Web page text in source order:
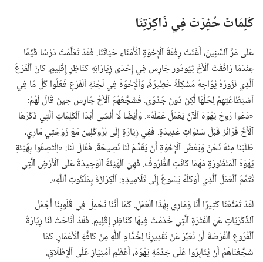
كَلِمَاتٌ حُفِرَتْ فِي ذَاكِرَتِنَا
عَلَى مَرِّ ٱلسِّنِينَ،‏ أَغْنَتْ رِفْقَةُ ٱلْإِخْوَةِ ٱلْأُمَنَاءِ حَيَاتَنَا.‏ فَقَدْ تَعَلَّمْتُ دَرْسًا قَيِّمًا
عِنْدَمَا رَافَقْتُ ٱلْأَخَ ثِيُودُور جَارِس فِي إِحْدَى زِيَارَاتِهِ كَنَاظِرِ إِقْلِيمٍ.‏ كَانَ ٱلْفَرْعُ
ٱلَّذِي نَزُورُهُ يُوَاجِهُ مُشْكِلَةً خَطِيرَةً،‏ وَٱلْإِخْوَةُ فِي لَجْنَةِ ٱلْفَرْعِ فَعَلُوا كُلَّ مَا فِي
ٱسْتِطَاعَتِهِمْ لِحَلِّهَا لٰكِنْ دُونَ جَدْوَى.‏ فَشَجَّعَهُمُ ٱلْأَخُ جَارِس حِينَ قَالَ لَهُمْ:‏
«دَعُوا رُوحَ يَهْوَهَ ٱلْآنَ يَعْمَلُ عَمَلَهُ».‏ وَأَيْضًا لَا أَنْسَى أَبَدًا ٱلْكَلِمَاتِ ٱلَّتِي ذَكَرَهَا
ٱلْأَخُ فْرَانْز قَبْلَ سَنَوَاتٍ عَدِيدَةٍ.‏ فَفِي زِيَارَةٍ إِلَى بْرُوكْلِين مَعَ زَوْجَتِي مَارِي،‏
طَلَبْنَا مِنْهُ نَحْنُ وَبَعْضُ ٱلْإِخْوَةِ أَنْ يُقَدِّمَ لَنَا نَصِيحَةً.‏ فَقَالَ لَنَا:‏ «اِلْتَصِقُوا بِهَيْئَةِ
يَهْوَهَ ٱلْمَنْظُورَةِ مَهْمَا كَانَتِ ٱلظُّرُوفُ.‏ فَهِيَ ٱلْهَيْئَةُ ٱلْوَحِيدَةُ عَلَى ٱلْأَرْضِ ٱلَّتِي
تُتَمِّمُ ٱلْعَمَلَ ٱلَّذِي أَوْكَلَهُ يَسُوعُ إِلَى تَلَامِيذِهِ:‏ اَلْكِرَازَةَ بِمَلَكُوتِ ٱللّٰهِ».‏
لَقَدْ تَمَتَّعْنَا كَثِيرًا أَنَا وَمَارِي بِهٰذَا ٱلْعَمَلِ.‏ كَمَا أَنَّنَا نَحْمِلُ فِي قُلُوبِنَا أَجْمَلَ
ٱلذِّكْرَيَاتِ عَنِ ٱلْفَتْرَةِ ٱلَّتِي خَدَمْتُ فِيهَا كَنَاظِرِ إِقْلِيمٍ.‏ فَقَدْ أَتَاحَتْ لَنَا زِيَارَةُ
ٱلْفُرُوعِ ٱلْفُرْصَةَ أَنْ نُعَبِّرَ عَنْ تَقْدِيرِنَا لِخُدَّامِ ٱللّٰهِ مِنْ كَافَّةِ ٱلْأَعْمَارِ.‏ كَمَا
شَجَّعْنَاهُمْ أَنْ يُثَابِرُوا عَلَى خِدْمَةِ يَهْوَهَ،‏ أَعْظَمِ ٱمْتِيَازٍ عَلَى ٱلْإِطْلَاقِ.‏